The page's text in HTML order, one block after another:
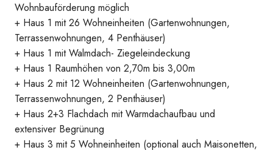
Wohnbauförderung möglich
+ Haus 1 mit 26 Wohneinheiten (Gartenwohnungen,
Terrassenwohnungen, 4 Penthäuser)
+ Haus 1 mit Walmdach- Ziegeleindeckung
+ Haus 1 Raumhöhen von 2,70m bis 3,00m
+ Haus 2 mit 12 Wohneinheiten (Gartenwohnungen,
Terrassenwohnungen, 2 Penthäuser)
+ Haus 2+3 Flachdach mit Warmdachaufbau und
extensiver Begrünung
+ Haus 3 mit 5 Wohneinheiten (optional auch Maisonetten,